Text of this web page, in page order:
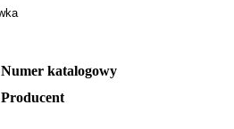
Numer katalogowy
Producent